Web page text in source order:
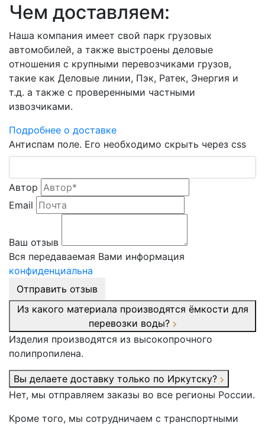
Чем доставляем:
Наша компания имеет свой парк грузовых
автомобилей, а также выстроены деловые
отношения с крупными перевозчиками грузов,
такие как Деловые линии, Пэк, Ратек, Энергия и
т.д. а также с проверенными частными
извозчиками.
Подробнее о доставке
Антиспам поле. Его необходимо скрыть через css
Автор
Email
Ваш отзыв
Вся передаваемая Вами информация
конфиденциальна
Отправить отзыв
Из какого материала производятся ёмкости для
перевозки воды?
Изделия производятся из высокопрочного
полипропилена.
Вы делаете доставку только по Иркутску?
Нет, мы отправляем заказы во все регионы России.
Кроме того, мы сотрудничаем с транспортными